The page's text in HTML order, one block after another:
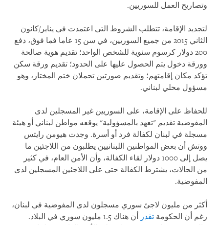
وتصاريح العمل للسوريين.
لتجديد الإقامة، تتطلب الشروط التي اعتمدت في يناير/كانون
الثاني 2015 من جميع السوريين، في سن 15 عاما فما فوق، دفع
200 دولار كرسوم سنوية للشخص الواحد؛ تقديم هوية صالحة
وورقة دخول يتم الحصول عليها على الحدود؛ تقديم ورقة سكن
تؤكد مكان إقامتهم؛ وتقديم صورتين تحملان ختم المختار، وهو
مسؤول محلي لبناني.
للحفاظ على الإقامة، على السوريين غير المسجلين لدى
المفوضية تقديم "تعهد بالمسؤولية" يوقعه مواطن لبناني أو هيئة
مسجلة في لبنان لكفالة فرد أو أسرة. وجدت هيومن رايتس
ووتش أن بعض المواطنين اللبنانيين يطلبون من اللاجئين ما
يصل إلى 1000 دولار لقاء الكفالة، وأن الأمن العام، في كثير
من الحالات، يشترط الكفالة حتى على اللاجئين المسجلين لدى
المفوضية.
أكثر من مليون لاجئ سوري مسجلون لدى المفوضية في لبنان،
رغم أن الحكومة تقدر
أن هناك 1.5 مليون سوري في البلاد.